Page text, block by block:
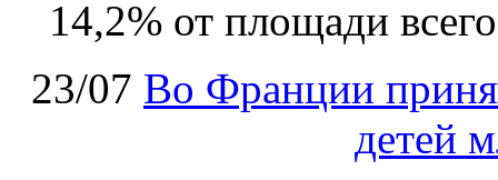
14,2% от площади
23/07 Во Франции
детей